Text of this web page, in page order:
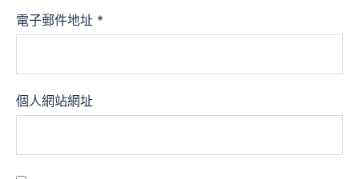
電子郵件地址 *
個人網站網址